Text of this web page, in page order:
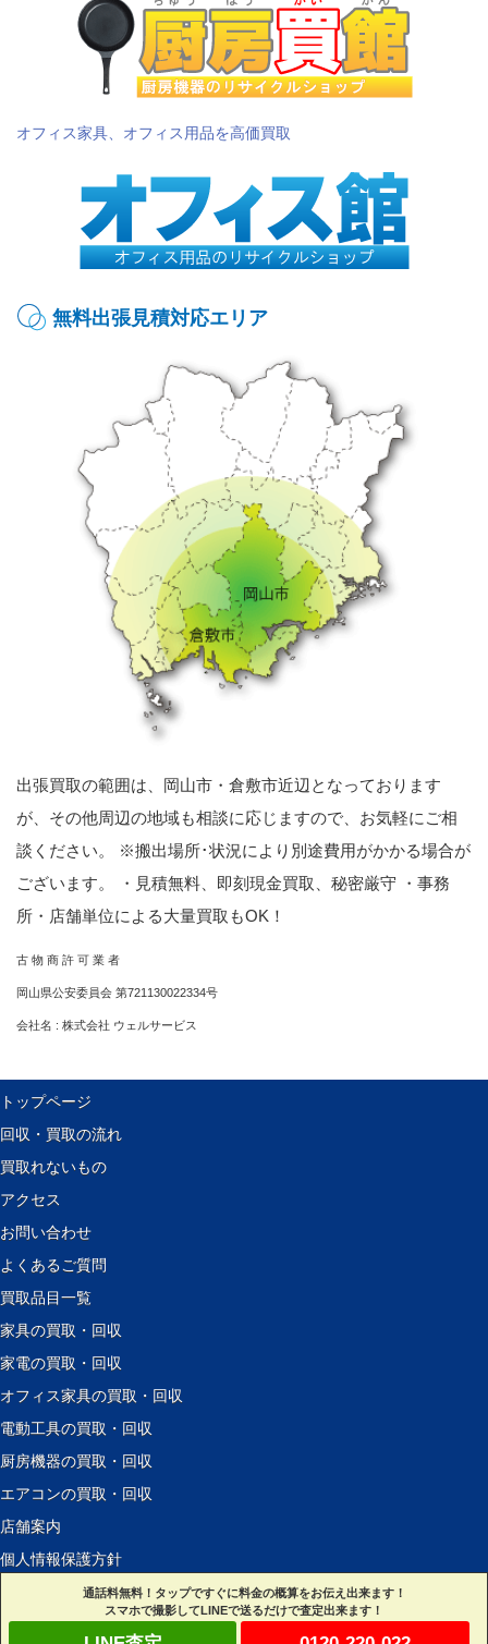
オフィス家具、オフィス用品を高価買取
無料出張見積対応エリア
出張買取の範囲は、岡山市・倉敷市近辺となっております
が、その他周辺の地域も相談に応じますので、お気軽にご相
談ください。 ※搬出場所･状況により別途費用がかかる場合が
ございます。 ・見積無料、即刻現金買取、秘密厳守 ・事務
所・店舗単位による大量買取もOK！
古 物 商 許 可 業 者
岡山県公安委員会 第721130022334号
会社名 : 株式会社 ウェルサービス
トップページ
回収・買取の流れ
買取れないもの
アクセス
お問い合わせ
よくあるご質問
買取品目一覧
家具の買取・回収
家電の買取・回収
オフィス家具の買取・回収
電動工具の買取・回収
厨房機器の買取・回収
エアコンの買取・回収
店舗案内
個人情報保護方針
サイトマップ
リンク集
通話料無料！タップですぐに料金の概算をお伝え出来ます！
スマホで撮影してLINEで送るだけで査定出来ます！